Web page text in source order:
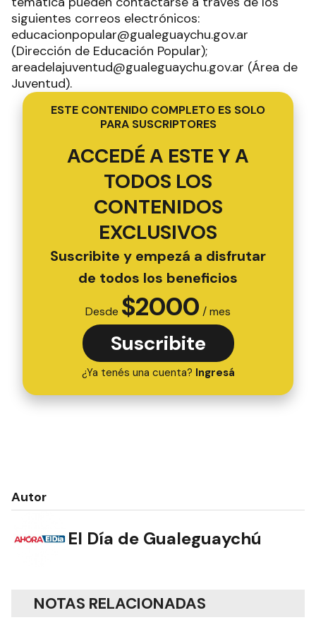
siguientes correos electrónicos:
educacionpopular@gualeguaychu.gov.ar
(Dirección de Educación Popular);
areadelajuventud@gualeguaychu.gov.ar (Área de
Juventud).
ESTE CONTENIDO COMPLETO ES SOLO
PARA SUSCRIPTORES
ACCEDÉ A ESTE Y A
TODOS LOS
CONTENIDOS
EXCLUSIVOS
Suscribite y empezá a disfrutar
de todos los beneficios
Desde $2000 / mes
Suscribite
¿Ya tenés una cuenta? Ingresá
Autor
El Día de Gualeguaychú
NOTAS RELACIONADAS